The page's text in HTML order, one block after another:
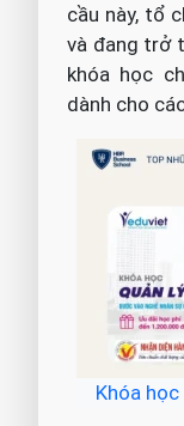
cầu này, tổ
và đang trở
khóa học
dành cho
Khóa